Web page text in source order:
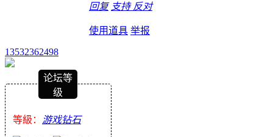
回复 支持 反对
使用道具 举报
13532362498
论坛等
级
等級： 游戏钻石